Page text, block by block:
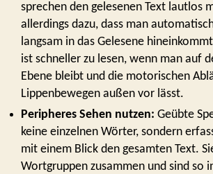
sprechen den gelesenen Text lautlos
allerdings dazu, dass man
langsam in das Gelesene
ist schneller zu lesen, wenn man auf
Ebene bleibt und die motorischen
Lippenbewegen außen vor lässt.
Peripheres Sehen nutzen: Geübte
keine einzelnen Wörter, sondern
mit einem Blick den gesamten Text.
Wortgruppen zusammen und sind so